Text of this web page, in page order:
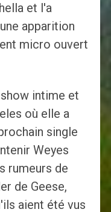
et l'a
apparition
micro ouvert
intime et
où elle a
single
Weyes
rumeurs de
de Geese,
aient été vus